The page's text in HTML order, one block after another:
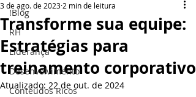
!Blog
RH
Liderança
Desenvolvimento
Conteúdos Ricos
Transforme sua equipe:
Estratégias para
treinamento corporativo
3 de ago. de 2023 2 min de leitura
Atualizado: 22 de out. de 2024